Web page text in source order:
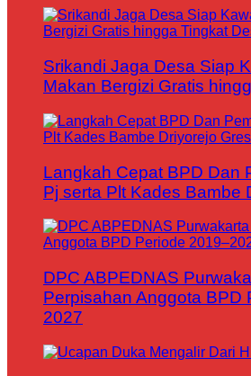
Srikandi Jaga Desa Siap
Makan Bergizi Gratis
Langkah Cepat BPD Dan
Pj serta Plt Kades Bambe
DPC ABPEDNAS
Perpisahan Anggota BPD
2027